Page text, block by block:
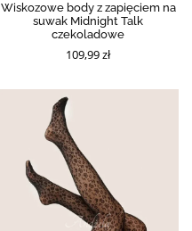
Wiskozowe body z zapięciem na
suwak Midnight Talk
czekoladowe
109,99 zł